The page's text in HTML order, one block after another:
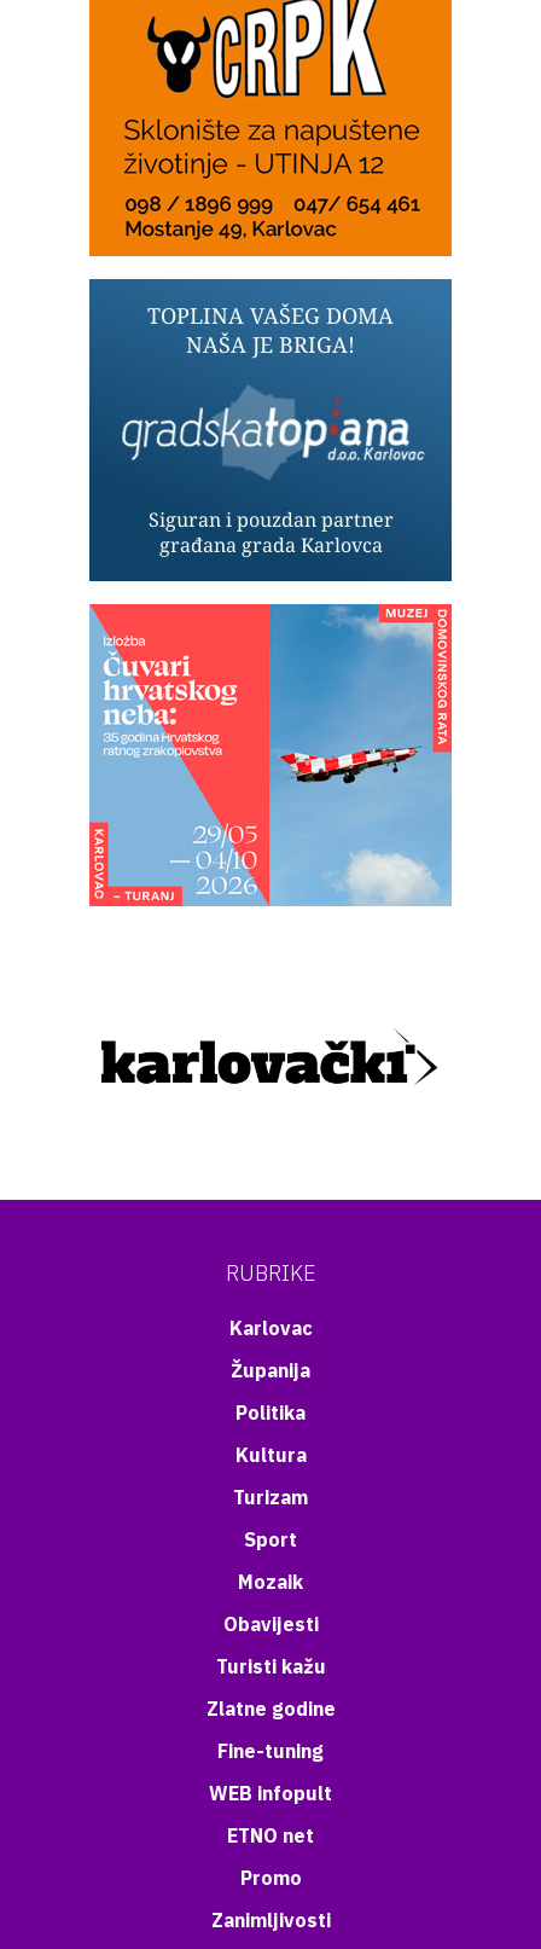
RUBRIKE
Karlovac
Županija
Politika
Kultura
Turizam
Sport
Mozaik
Obavijesti
Turisti kažu
Zlatne godine
Fine-tuning
WEB infopult
ETNO net
Promo
Zanimljivosti